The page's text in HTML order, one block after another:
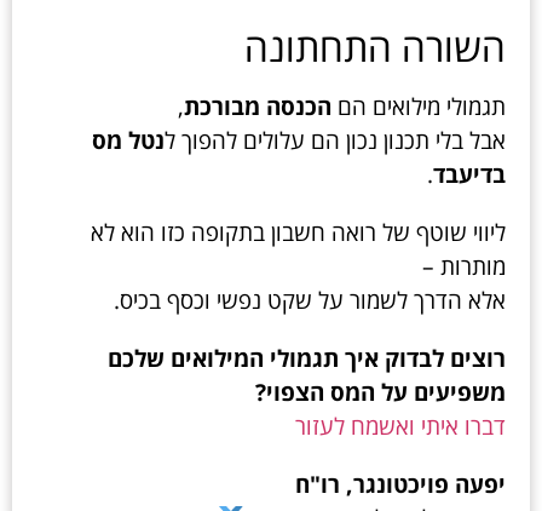
השורה התחתונה
תגמולי מילואים הם הכנסה מבורכת,
אבל בלי תכנון נכון הם עלולים להפוך לנטל מס
בדיעבד.
ליווי שוטף של רואה חשבון בתקופה כזו הוא לא
מותרות –
אלא הדרך לשמור על שקט נפשי וכסף בכיס.
רוצים לבדוק איך תגמולי המילואים שלכם
משפיעים על המס הצפוי?
דברו איתי ואשמח לעזור
יפעה פויכטונגר, רו"ח